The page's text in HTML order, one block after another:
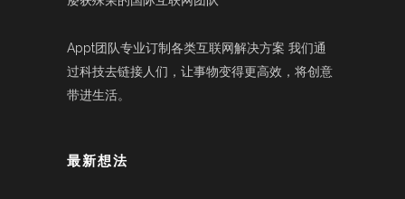
Appt团队专业订制各类互联网解决方案 我们通
过科技去链接人们，让事物变得更高效，将创意
带进生活。
最新想法